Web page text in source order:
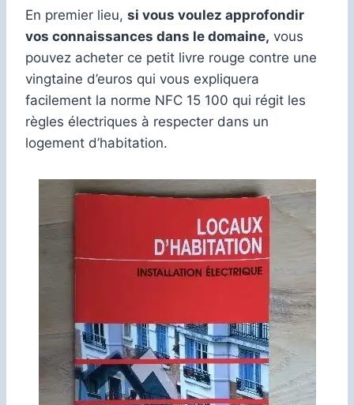
En premier lieu, si vous voulez approfondir
vos connaissances dans le domaine, vous
pouvez acheter ce petit livre rouge contre une
vingtaine d’euros qui vous expliquera
facilement la norme NFC 15 100 qui régit les
règles électriques à respecter dans un
logement d’habitation.